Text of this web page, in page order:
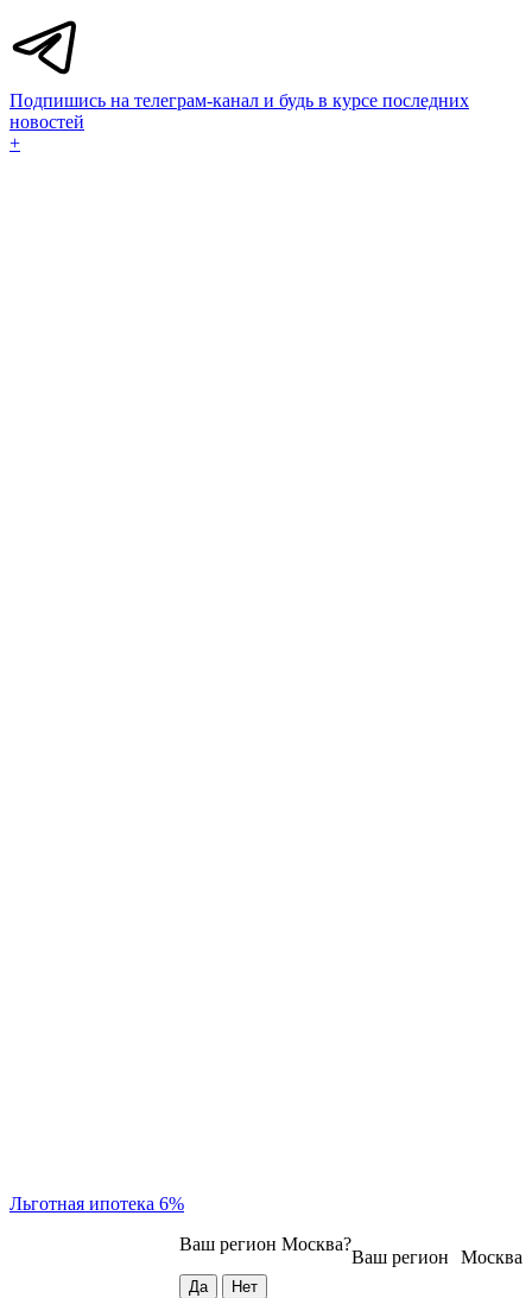
Подпишись на телеграм-канал и будь в курсе последних
новостей
+
Льготная ипотека 6%
Москва
Ваш регион
Ваш регион Москва?